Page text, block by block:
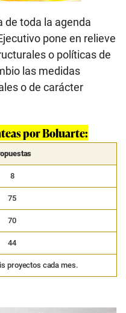
de toda la agenda
pone en relieve
o políticas de
las medidas
o de carácter
por Boluarte:
8
75
70
44
proyectos cada mes.